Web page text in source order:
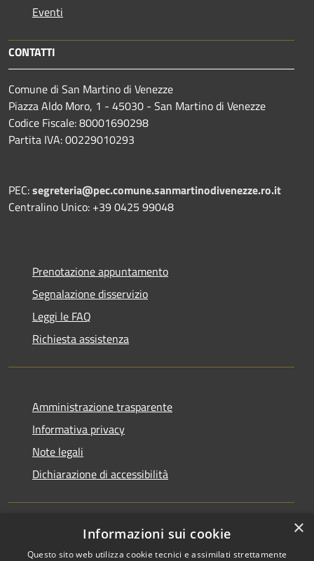
Eventi
CONTATTI
Comune di San Martino di Venezze
Piazza Aldo Moro, 1 - 45030 - San Martino di Venezze
Codice Fiscale: 80001690298
Partita IVA: 00229010293
PEC:segreteria@pec.comune.sanmartinodivenezze.ro.it
Centralino Unico: +39 0425 99048
Prenotazione appuntamento
Segnalazione disservizio
Leggi le FAQ
Richiesta assistenza
Amministrazione trasparente
Informativa privacy
Note legali
Dichiarazione di accessibilità
×
Informazioni sui cookie
Questo sito web utilizza cookie tecnici e assimilati strettamente